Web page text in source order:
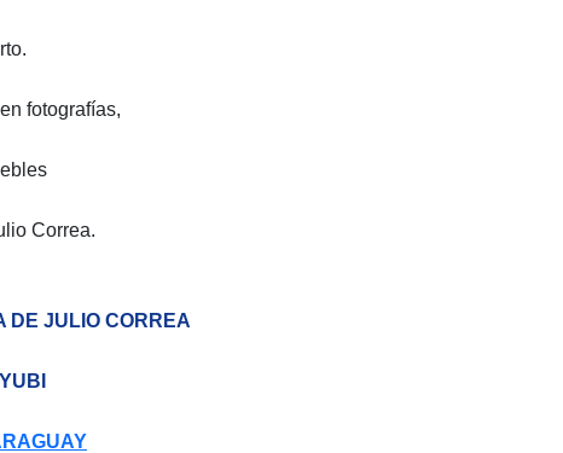
fotografías,
Correa.
DE JULIO CORREA